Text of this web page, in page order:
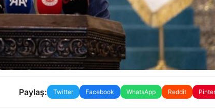
Paylaş: Twitter Facebook WhatsApp Reddit